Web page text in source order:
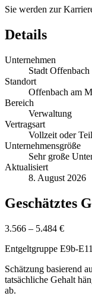
Sie werden zur
Details
Unternehmen
Stadt
Standort
Offenbach am
Bereich
Verwaltung
Vertragsart
Vollzeit oder
Unternehmensgröße
Sehr große
Aktualisiert
8. August 2026
Geschätztes
3.566 – 5.484 €
Entgeltgruppe E9b-E11
Schätzung basierend
tatsächliche Gehalt
ab.